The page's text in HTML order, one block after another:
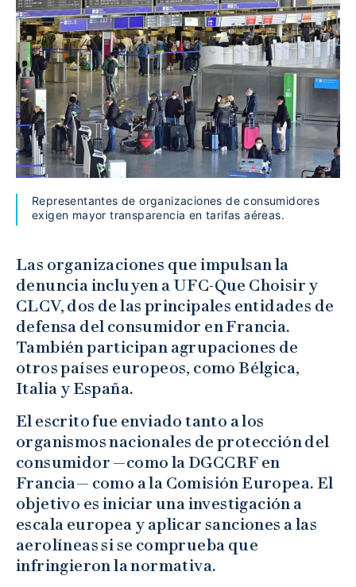
Representantes de organizaciones de consumidores
exigen mayor transparencia en tarifas aéreas.
Las organizaciones que impulsan la
denuncia incluyen a UFC-Que Choisir y
CLCV, dos de las principales entidades de
defensa del consumidor en Francia.
También participan agrupaciones de
otros países europeos, como Bélgica,
Italia y España.
El escrito fue enviado tanto a los
organismos nacionales de protección del
consumidor —como la DGCCRF en
Francia— como a la Comisión Europea. El
objetivo es iniciar una investigación a
escala europea y aplicar sanciones a las
aerolíneas si se comprueba que
infringieron la normativa.